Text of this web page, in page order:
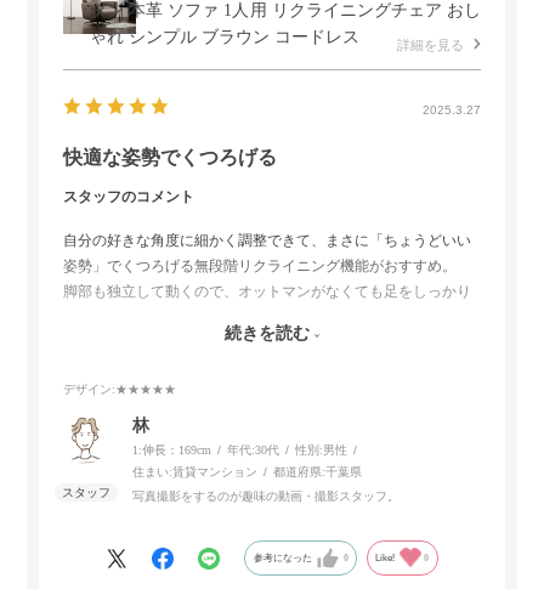
ダン 本革 ソファ 1人用 リクライニングチェア おし
ゃれ シンプル ブラウン コードレス
詳細を見る
2025.3.27
快適な姿勢でくつろげる
スタッフのコメント
自分の好きな角度に細かく調整できて、まさに「ちょうどいい
姿勢」でくつろげる無段階リクライニング機能がおすすめ。
脚部も独立して動くので、オットマンがなくても足をしっかり
スマホやタブレットを充電しながらリラックスできるのが嬉し
個人的にはコードレス＆充電式なので、コンセントの場所を気
にせず、好きな場所に置けるのが画期的に感じました。
続きを読む
デザイン:★★★★★
林
1:伸長：169cm 年代:30代 性別:男性
住まい:賃貸マンション 都道府県:千葉県
写真撮影をするのが趣味の動画・撮影スタッフ。
参考になった 0 Like! 0